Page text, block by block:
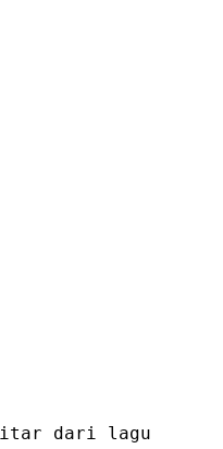
dari lagu